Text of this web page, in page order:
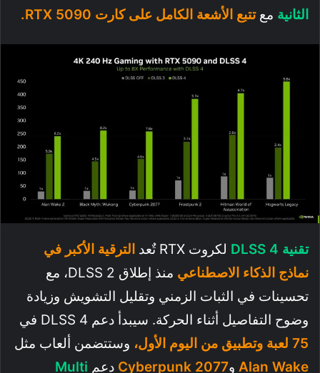
الثانية معتتبع الأشعة الكامل على كارت RTX 5090.
تقنية DLSS 4 لكروت RTX تٌعد
الترقية الأكبر في
نماذج الذكاء الاصطناعي
منذ إطلاق DLSS 2، مع
تحسينات في الثبات الزمني وتقليل التشويش وزيادة
وضوح التفاصيل أثناء الحركة. سيبدأ دعم DLSS 4 في
75 لعبة وتطبيق من اليوم الأول،
وستتضمن ألعاب مثل
Alan Wake وCyberpunk 2077 دعم Multi